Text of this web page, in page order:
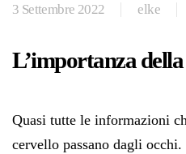
3 Settembre 2022 elke
L’importanza
Quasi tutte le informazioni
cervello passano dagli occhi.